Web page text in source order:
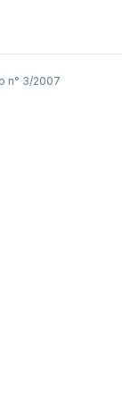
n° 3/2007